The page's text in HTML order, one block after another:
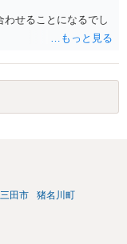
せることになるでし
三田市 猪名川町